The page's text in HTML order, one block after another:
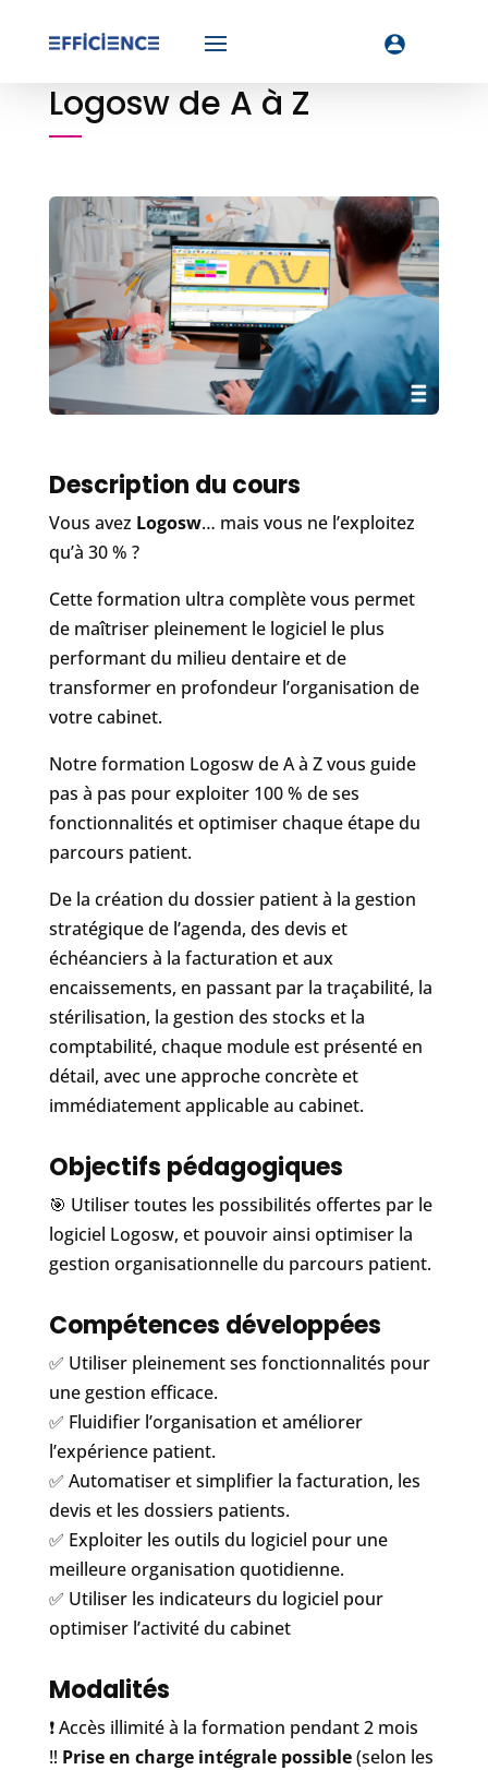
Logosw de A à Z
Description du cours
Vous avez Logosw… mais vous ne l’exploitez
qu’à 30 % ?
Cette formation ultra complète vous permet
de maîtriser pleinement le logiciel le plus
performant du milieu dentaire et de
transformer en profondeur l’organisation de
votre cabinet.
Notre formation Logosw de A à Z vous guide
pas à pas pour exploiter 100 % de ses
fonctionnalités et optimiser chaque étape du
parcours patient.
De la création du dossier patient à la gestion
stratégique de l’agenda, des devis et
échéanciers à la facturation et aux
encaissements, en passant par la traçabilité, la
stérilisation, la gestion des stocks et la
comptabilité, chaque module est présenté en
détail, avec une approche concrète et
immédiatement applicable au cabinet.
Objectifs pédagogiques
🎯 Utiliser toutes les possibilités offertes par le
logiciel Logosw, et pouvoir ainsi optimiser la
gestion organisationnelle du parcours patient.
Compétences développées
✅ Utiliser pleinement ses fonctionnalités pour
une gestion efficace.
✅ Fluidifier l’organisation et améliorer
l’expérience patient.
✅ Automatiser et simplifier la facturation, les
devis et les dossiers patients.
✅ Exploiter les outils du logiciel pour une
meilleure organisation quotidienne.
✅ Utiliser les indicateurs du logiciel pour
optimiser l’activité du cabinet
Modalités
❗️ Accès illimité à la formation pendant 2 mois
‼️ Prise en charge intégrale possible(selon les